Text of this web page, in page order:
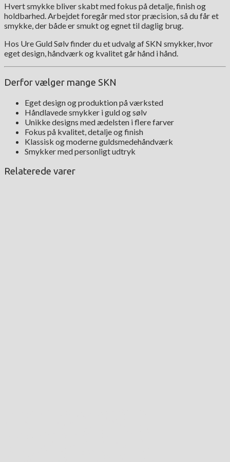
Hvert smykke bliver skabt med fokus på detalje, finish og
holdbarhed. Arbejdet foregår med stor præcision, så du får et
smykke, der både er smukt og egnet til daglig brug.
Hos Ure Guld Sølv finder du et udvalg af SKN smykker, hvor
eget design, håndværk og kvalitet går hånd i hånd.
Derfor vælger mange SKN
Eget design og produktion på værksted
Håndlavede smykker i guld og sølv
Unikke designs med ædelsten i flere farver
Fokus på kvalitet, detalje og finish
Klassisk og moderne guldsmedehåndværk
Smykker med personligt udtryk
Relaterede varer